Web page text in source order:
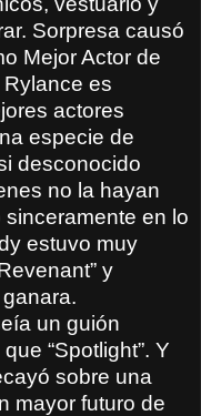
Sorpresa causó
Mejor Actor de
Rylance es
actores
especie de
desconocido
no la hayan
sinceramente en lo
estuvo muy
y
un guión
“Spotlight”. Y
sobre una
mayor futuro de